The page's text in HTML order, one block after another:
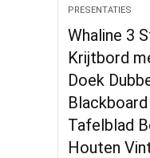
PRESENTATIES
Whaline 3
Krijtbord
Doek
Tafelblad
Houten